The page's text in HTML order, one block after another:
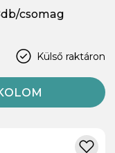
csomag
Külső raktáron